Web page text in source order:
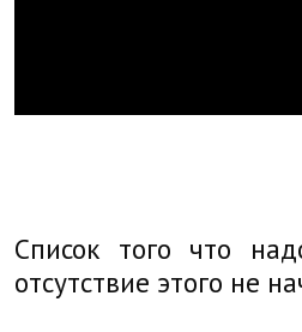
Список того что
отсутствие этого не